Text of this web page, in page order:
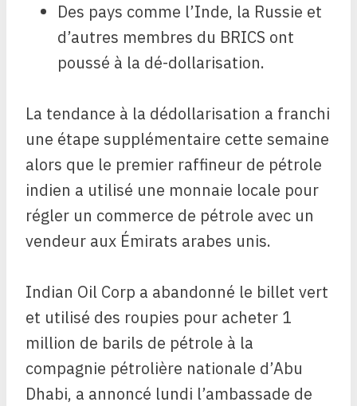
Des pays comme l’Inde, la Russie et
d’autres membres du BRICS ont
poussé à la dé-dollarisation.
La tendance à la dédollarisation a franchi
une étape supplémentaire cette semaine
alors que le premier raffineur de pétrole
indien a utilisé une monnaie locale pour
régler un commerce de pétrole avec un
vendeur aux Émirats arabes unis.
Indian Oil Corp a abandonné le billet vert
et utilisé des roupies pour acheter 1
million de barils de pétrole à la
compagnie pétrolière nationale d’Abu
Dhabi, a annoncé lundi l’ambassade de